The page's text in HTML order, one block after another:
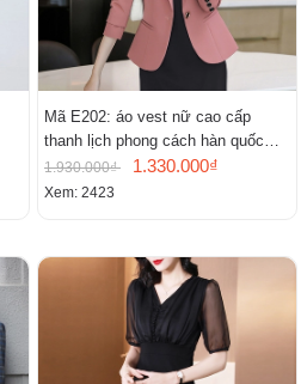
Mã E202: áo vest nữ cao cấp
thanh lịch phong cách hàn quốc
mới
1.930.000₫ 1.330.000₫
Xem: 2423